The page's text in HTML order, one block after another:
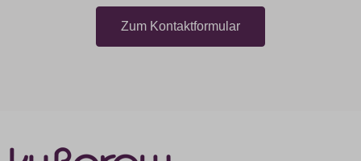
Zum Kontaktformular